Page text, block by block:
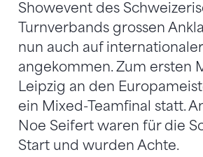
Showevent des
Turnverbands grossen
nun auch auf
angekommen. Zum ersten
Leipzig an den
ein Mixed-Teamfinal statt.
Noe Seifert waren für die
Start und wurden Achte.